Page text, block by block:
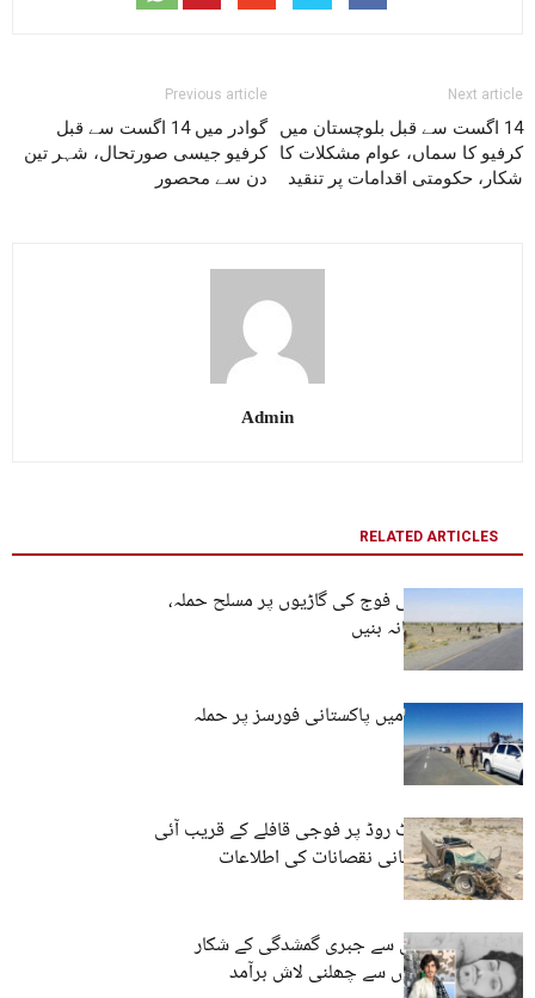
Previous article
گوادر میں 14 اگست سے قبل
کرفیو جیسی صورتحال، شہر تین
دن سے محصور
Next article
14 اگست سے قبل بلوچستان میں
کرفیو کا سماں، عوام مشکلات کا
شکار، حکومتی اقدامات پر تنقید
Admin
RELATED ARTICLES
پنجگور: پاکستانی فوج کی گاڑیوں پر مسلح حملہ،
بکتر بند بھی نشانہ بنیں
پنجگور: چیدگی میں پاکستانی فورسز پر حملہ
پنجگور: ائیرپورٹ روڈ پر فوجی قافلے کے قریب آئی
ای ڈی دھماکہ، جانی نقصانات کی اطلاعات
پنجگور: ایک سال سے جبری گمشدگی کے شکار
شخص کی گولیوں سے چھلنی لاش برآمد